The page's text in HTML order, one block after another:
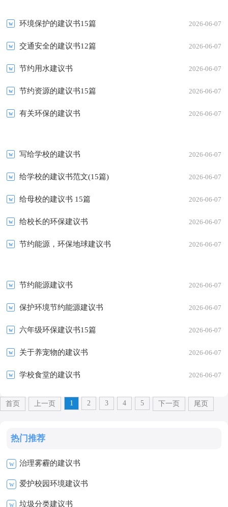
环境保护的建议书15篇 2026-06-07
交通安全的建议书12篇 2026-06-07
节约用水建议书 2026-06-07
节约资源的建议书15篇 2026-06-07
有关环保的建议书 2026-06-07
写给学校的建议书 2026-06-07
给学校的建议书范文(15篇) 2026-06-07
给母校的建议书 15篇 2026-06-07
给校长的环保建议书 2026-06-07
节约能源，环保地球建议书 2026-06-07
节约能源建议书 2026-06-07
保护环境节约能源建议书 2026-06-07
六年级环保建议书15篇 2026-06-07
关于养宠物的建议书 2026-06-07
学校食堂的建议书 2026-06-07
首页 上一页 1 2 3 4 5 下一页 尾页
热门推荐
w 治理雾霾的建议书
w 爱护校园环境建议书
w 垃圾分类建议书